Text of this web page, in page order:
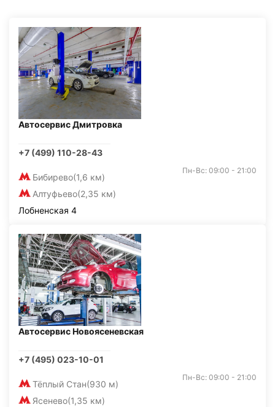
Автосервис Дмитровка
+7 (499) 110-28-43
Бибирево(1,6 км)
Алтуфьево(2,35 км)
Пн-Вс: 09:00 - 21:00
Лобненская 4
Автосервис Новоясеневская
+7 (495) 023-10-01
Тёплый Стан(930 м)
Ясенево(1,35 км)
Пн-Вс: 09:00 - 21:00